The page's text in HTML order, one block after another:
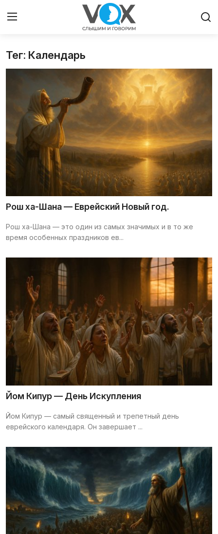
Община
Милосердие
Культура
Архивы
Галерея
Места и организации
Тег: Календарь
Рош ха-Шана — Еврейский Новый год.
Рош ха-Шана — это один из самых значимых и в то же
время особенных праздников ев...
Йом Кипур — День Искупления
Йом Кипур — самый священный и трепетный день
еврейского календаря. Он завершает ...